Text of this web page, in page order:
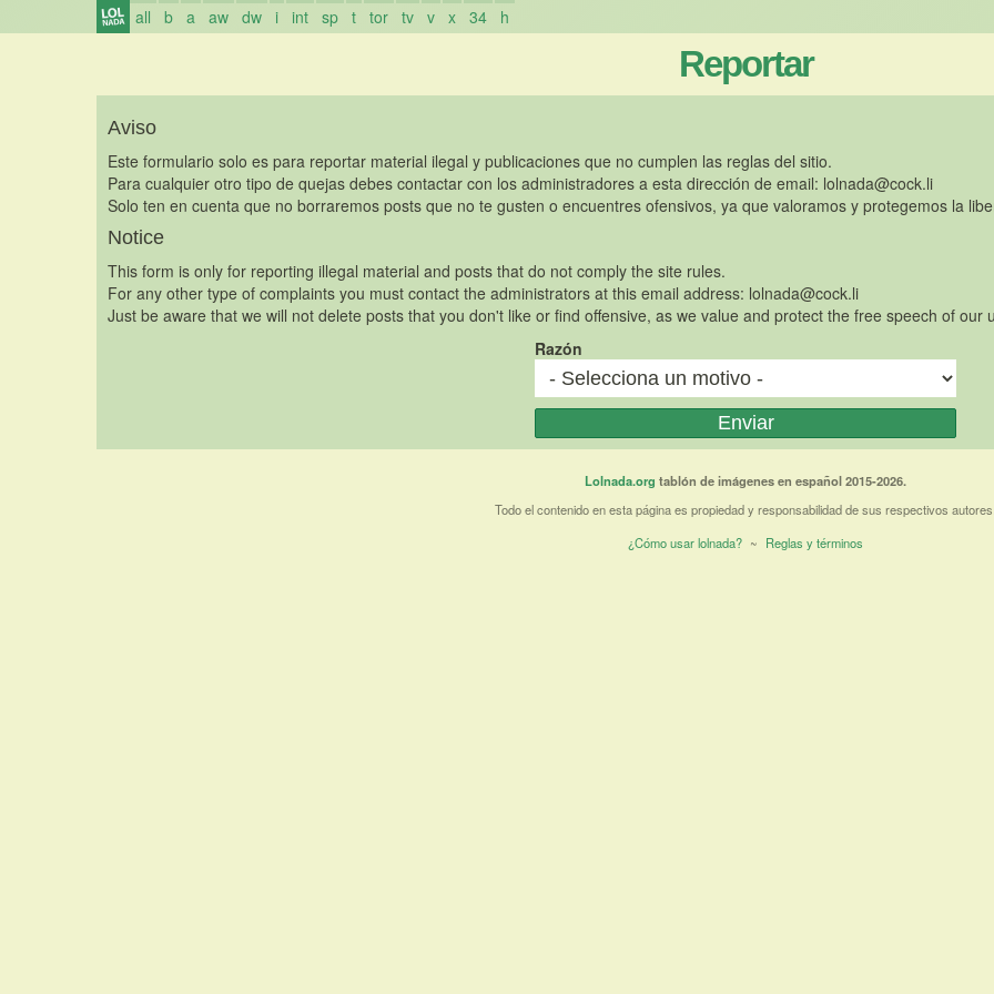
all b a aw dw i int sp t tor tv v x 34 h
Reportar
Aviso
Este formulario solo es para reportar material ilegal y publicaciones que no cumplen las reglas del sitio.
Para cualquier otro tipo de quejas debes contactar con los administradores a esta dirección de email: lolnada@cock.li
Solo ten en cuenta que no borraremos posts que no te gusten o encuentres ofensivos, ya que valoramos y protegemos la
Notice
This form is only for reporting illegal material and posts that do not comply the site rules.
For any other type of complaints you must contact the administrators at this email address: lolnada@cock.li
Just be aware that we will not delete posts that you don't like or find offensive, as we value and protect the free speech of our
Razón
Lolnada.org tablón de imágenes en español 2015-2026.
Todo el contenido en esta página es propiedad y responsabilidad de sus respectivos
¿Cómo usar lolnada? ~ Reglas y términos